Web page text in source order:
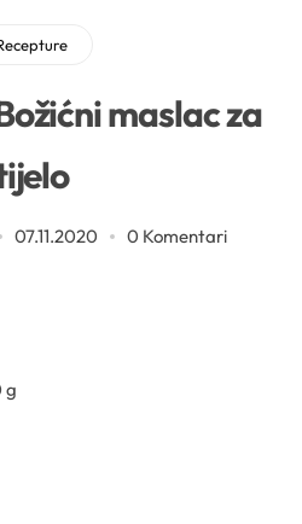
maslac za
07.11.2020 0 Komentari
g